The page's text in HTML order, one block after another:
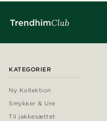
KATEGORIER
Ny Kollektion
Smykker & Ure
Til jakkesættet